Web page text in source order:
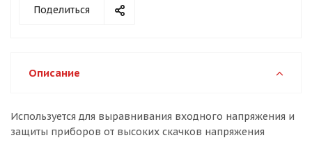
Поделиться
Описание
Используется для выравнивания входного напряжения и
защиты приборов от высоких скачков напряжения